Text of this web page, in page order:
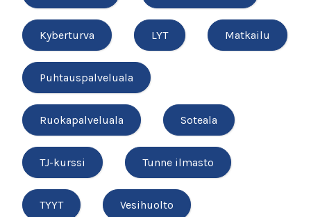
Kyberturva LYT Matkailu
Puhtauspalveluala
Ruokapalveluala Soteala
TJ-kurssi Tunne ilmasto
TYYT Vesihuolto